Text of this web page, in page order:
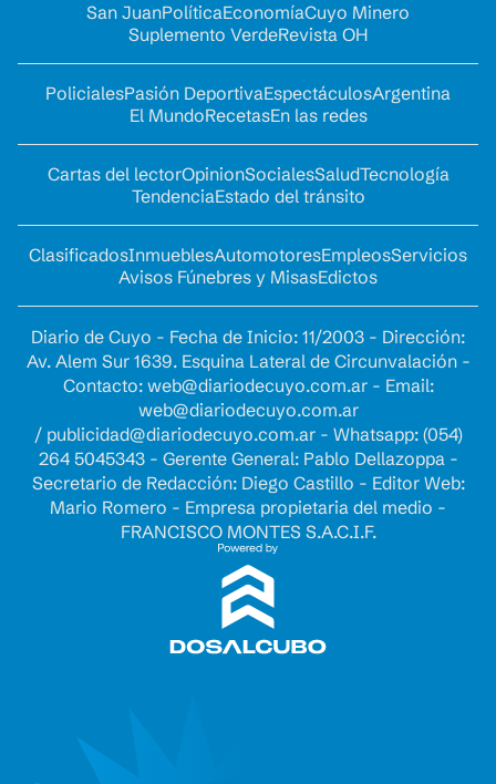
San JuanPolíticaEconomíaCuyo Minero
Suplemento VerdeRevista OH
PolicialesPasión DeportivaEspectáculosArgentina
El MundoRecetasEn las redes
Cartas del lectorOpinionSocialesSaludTecnología
TendenciaEstado del tránsito
ClasificadosInmueblesAutomotoresEmpleosServicios
Avisos Fúnebres y MisasEdictos
Diario de Cuyo - Fecha de Inicio: 11/2003 - Dirección:
Av. Alem Sur 1639. Esquina Lateral de Circunvalación -
Contacto: web@diariodecuyo.com.ar- Email:
web@diariodecuyo.com.ar
/ publicidad@diariodecuyo.com.ar- Whatsapp: (054)
264 5045343 - Gerente General: Pablo Dellazoppa -
Secretario de Redacción: Diego Castillo - Editor Web:
Mario Romero - Empresa propietaria del medio -
FRANCISCO MONTES S.A.C.I.F.